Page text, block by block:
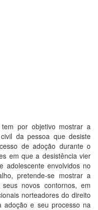
por objetivo mostrar a
da pessoa que desiste
de adoção durante o
em que a desistência vier
adolescente envolvidos no
pretende-se mostrar a
novos contornos, em
norteadores do direito
e seu processo na